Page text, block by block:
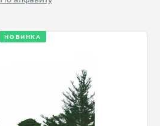
НОВИНКА